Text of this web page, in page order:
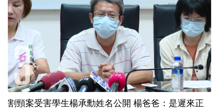
割頸案受害學生楊承勳姓名公開 楊爸爸：是遲來正